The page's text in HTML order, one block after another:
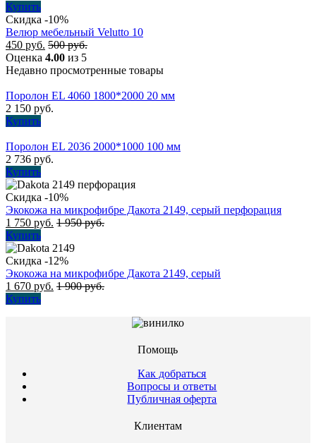
Купить
Скидка -10%
Велюр мебельный Velutto 10
450 руб. 500руб.
Оценка 4.00 из 5
Недавно просмотренные товары
Поролон EL 4060 1800*2000 20 мм
2 150 руб.
Купить
Поролон EL 2036 2000*1000 100 мм
2 736 руб.
Купить
Скидка -10%
Экокожа на микрофибре Дакота 2149, серый перфорация
1 750 руб. 1 950руб.
Купить
Скидка -12%
Экокожа на микрофибре Дакота 2149, серый
1 670 руб. 1 900руб.
Купить
Помощь
Как добраться
Вопросы и ответы
Публичная оферта
Клиентам